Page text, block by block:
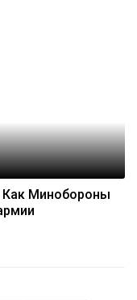
Как Минобороны